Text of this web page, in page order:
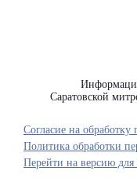
Саратовской
Согласие на
Политика обработки
Перейти на версию